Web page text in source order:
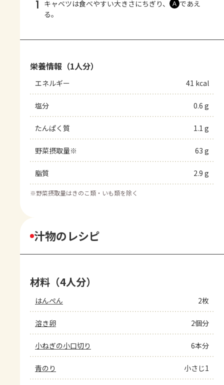
1 キャベツは食べやすい大きさにちぎり、 Ａ であえ
る。
栄養情報（1人分）
エネルギー 41 kcal
塩分 0.6 g
たんぱく質 1.1 g
野菜摂取量※ 63 g
脂質 2.9 g
※野菜摂取量はきのこ類・いも類を除く
汁物のレシピ
材料（4人分）
はんぺん 2枚
溶き卵 2個分
小ねぎの小口切り 6本分
青のり 小さじ1